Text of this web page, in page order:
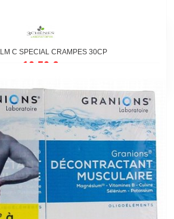
C SPECIAL CRAMPES 30CP
10,50 €